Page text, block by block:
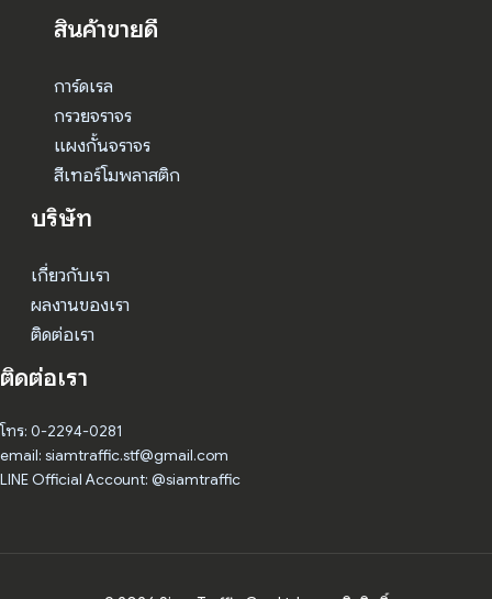
สินค้าขายดี
การ์ดเรล
กรวยจราจร
แผงกั้นจราจร
สีเทอร์โมพลาสติก
บริษัท
เกี่ยวกับเรา
ผลงานของเรา
ติดต่อเรา
ติดต่อเรา
โทร: 0-2294-0281
email: siamtraffic.stf@gmail.com
LINE Official Account: @siamtraffic